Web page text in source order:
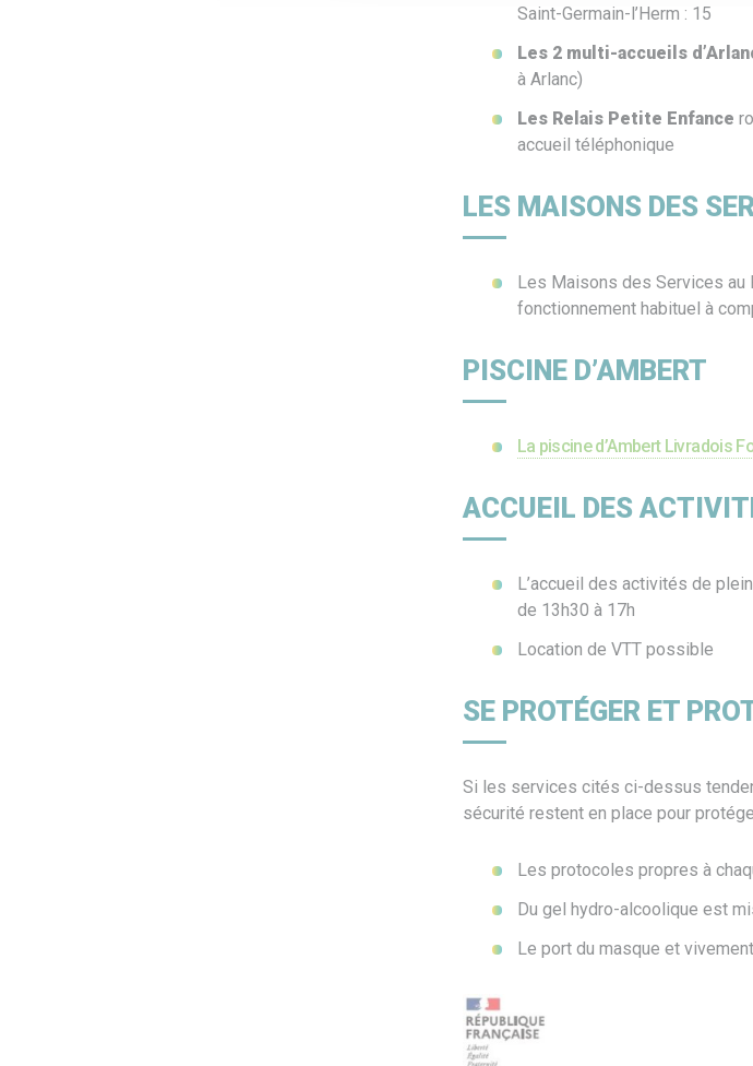
Saint-Germain-l’Herm : 15
Les 2 multi-accueils
à Arlanc)
Les Relais Petite Enfance
accueil téléphonique
LES MAISONS DES
Les Maisons des Services au
fonctionnement habituel à
PISCINE D’AMBERT
La piscine d’Ambert Livradois
ACCUEIL DES
L’accueil des activités de
de 13h30 à 17h
Location de VTT possible
SE PROTÉGER ET
Si les services cités ci-dessus
sécurité restent en place pour
Les protocoles propres à
Du gel hydro-alcoolique est
Le port du masque et